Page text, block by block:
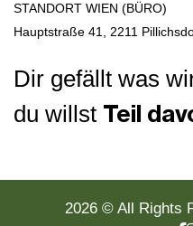
STANDORT WIEN (BÜRO)
Hauptstraße 41, 2211
Dir gefällt was
du willst Teil
2026 © All Rights